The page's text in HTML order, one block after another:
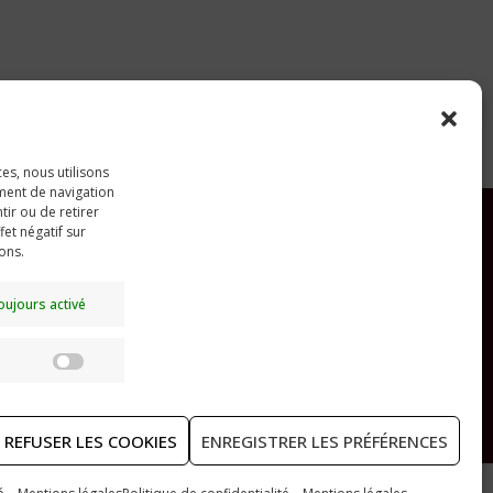
nous utilisons
de navigation
ou de retirer
négatif sur
activé
REFUSER LES COOKIES ENREGISTRER LES PRÉFÉRENCES